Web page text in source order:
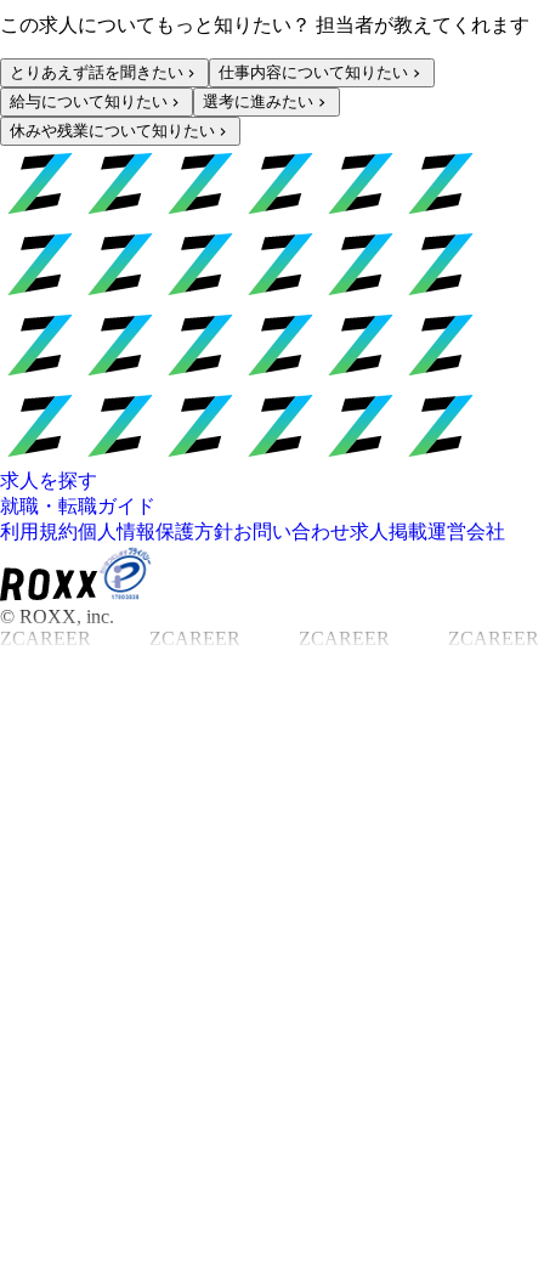
この求人についてもっと知りたい？ 担当者が教えてくれます
とりあえず話を聞きたい
仕事内容について知りたい
給与について知りたい
選考に進みたい
休みや残業について知りたい
求人を探す
就職・転職ガイド
利用規約個人情報保護方針お問い合わせ求人掲載運営会社
© ROXX, inc.
ZCAREER
ZCAREER ZCAREER ZCAREER